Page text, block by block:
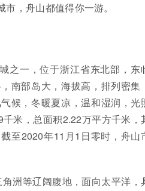
，舟山都值得你一游。
之一，位于浙江省东北部，东
南部岛大，海拔高，排列密集
候，冬暖夏凉，温和湿润，光
米，总面积2.22万平方千米，
至2020年11月1日零时，舟山
洲等辽阔腹地，面向太平洋，